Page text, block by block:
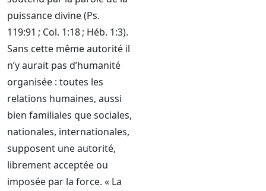
puissance divine (Ps.
119:91 ; Col. 1:18 ; Héb. 1:3).
Sans cette même autorité il
n’y aurait pas d’humanité
organisée : toutes les
relations humaines, aussi
bien familiales que sociales,
nationales, internationales,
supposent une autorité,
librement acceptée ou
imposée par la force. « La